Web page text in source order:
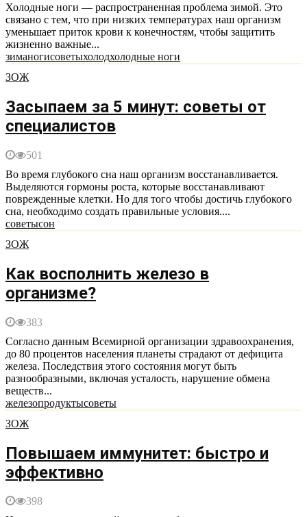
Холодные ноги — распространенная проблема зимой. Это
связано с тем, что при низких температурах наш организм
уменьшает приток крови к конечностям, чтобы защитить
жизненно важные...
зиманогисоветыхолодхолодные ноги
ЗОЖ
Засыпаем за 5 минут: советы от
специалистов
501
Во время глубокого сна наш организм восстанавливается.
Выделяются гормоны роста, которые восстанавливают
поврежденные клетки. Но для того чтобы достичь глубокого
сна, необходимо создать правильные условия....
советысон
ЗОЖ
Как восполнить железо в
организме?
383
Согласно данным Всемирной организации здравоохранения,
до 80 процентов населения планеты страдают от дефицита
железа. Последствия этого состояния могут быть
разнообразными, включая усталость, нарушение обмена
веществ...
железопродуктысоветы
ЗОЖ
Повышаем иммунитет: быстро и
эффективно
398